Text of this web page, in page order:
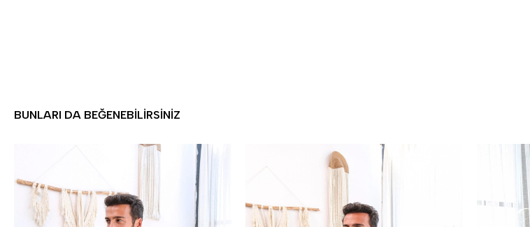
BUNLARI DA BEĞENEBILIRSINIZ